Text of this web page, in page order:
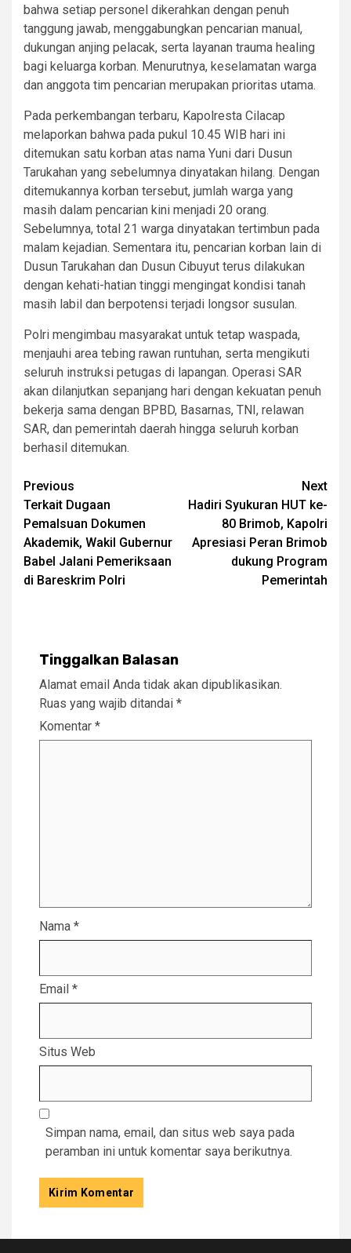
bahwa setiap personel dikerahkan dengan penuh
tanggung jawab, menggabungkan pencarian manual,
dukungan anjing pelacak, serta layanan trauma healing
bagi keluarga korban. Menurutnya, keselamatan warga
dan anggota tim pencarian merupakan prioritas utama.
Pada perkembangan terbaru, Kapolresta Cilacap
melaporkan bahwa pada pukul 10.45 WIB hari ini
ditemukan satu korban atas nama Yuni dari Dusun
Tarukahan yang sebelumnya dinyatakan hilang. Dengan
ditemukannya korban tersebut, jumlah warga yang
masih dalam pencarian kini menjadi 20 orang.
Sebelumnya, total 21 warga dinyatakan tertimbun pada
malam kejadian. Sementara itu, pencarian korban lain di
Dusun Tarukahan dan Dusun Cibuyut terus dilakukan
dengan kehati-hatian tinggi mengingat kondisi tanah
masih labil dan berpotensi terjadi longsor susulan.
Polri mengimbau masyarakat untuk tetap waspada,
menjauhi area tebing rawan runtuhan, serta mengikuti
seluruh instruksi petugas di lapangan. Operasi SAR
akan dilanjutkan sepanjang hari dengan kekuatan penuh
bekerja sama dengan BPBD, Basarnas, TNI, relawan
SAR, dan pemerintah daerah hingga seluruh korban
berhasil ditemukan.
Post
navigation
Previous
Terkait Dugaan
Pemalsuan Dokumen
Akademik, Wakil Gubernur
Babel Jalani Pemeriksaan
di Bareskrim Polri
Next
Hadiri Syukuran HUT ke-
80 Brimob, Kapolri
Apresiasi Peran Brimob
dukung Program
Pemerintah
Tinggalkan Balasan
Alamat email Anda tidak akan dipublikasikan.
Ruas yang wajib ditandai *
Komentar *
Nama *
Email *
Situs Web
Simpan nama, email, dan situs web saya pada
peramban ini untuk komentar saya berikutnya.